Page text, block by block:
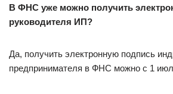
В ФНС уже можно получить
руководителя ИП?
Да, получить электронную подпись
предпринимателя в ФНС можно с 1